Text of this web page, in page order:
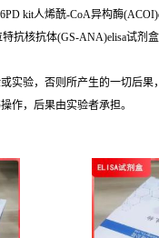
kit人烯酰-CoA异构酶
抗核抗体(GS-ANA)elisa试剂
实验，否则所产生的一切后果
作，后果由实验者承担。